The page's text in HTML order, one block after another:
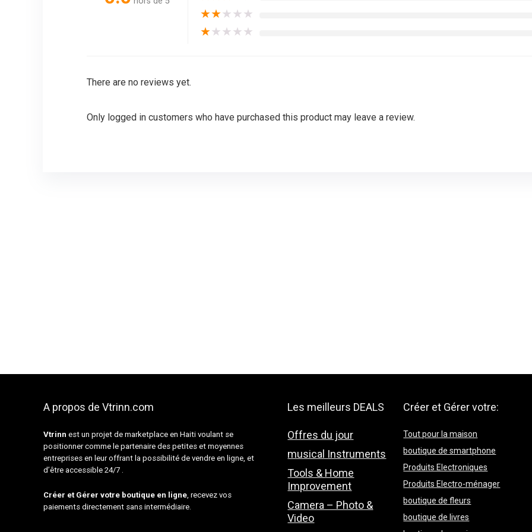
★★★★★
★★★★★
There are no reviews yet.
Only logged in customers who have purchased this product may leave a review.
A propos de Vtrinn.com
Vtrinn est un projet de marketplace en Haiti voulant se
positionner comme le partenaire des petites et moyennes
entreprises en leur offrant la possibilité de vendre en ligne, et
d’être accessible 24/7 .
Créer et Gérer votre boutique en ligne, recevez vos
paiements directement sans intermédiaire.
Les meilleurs DEALS
Offres du jour
musical Instruments
Tools & Home
Improvement
Camera – Photo &
Video
Créer et Gérer votre:
Tout pour la maison
boutique de smartphone
Produits Electroniques
Produits Electro-ménager
boutique de fleurs
boutique de livres